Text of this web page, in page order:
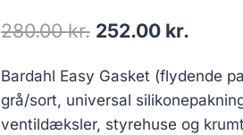
280.00kr. Den
pris
var:
252.00 kr.
pris
er:
Bardahl Easy Gasket (flydende
grå/sort, universal
ventildæksler, styrehuse og